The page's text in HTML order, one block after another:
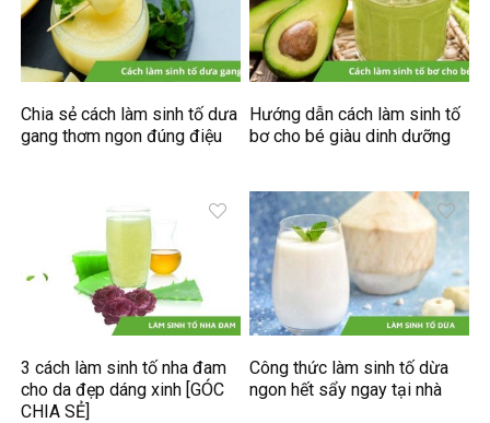
Chia sẻ cách làm sinh tố dưa
gang thơm ngon đúng điệu
Hướng dẫn cách làm sinh tố
bơ cho bé giàu dinh dưỡng
3 cách làm sinh tố nha đam
cho da đẹp dáng xinh [GÓC
CHIA SẺ]
Công thức làm sinh tố dừa
ngon hết sẩy ngay tại nhà